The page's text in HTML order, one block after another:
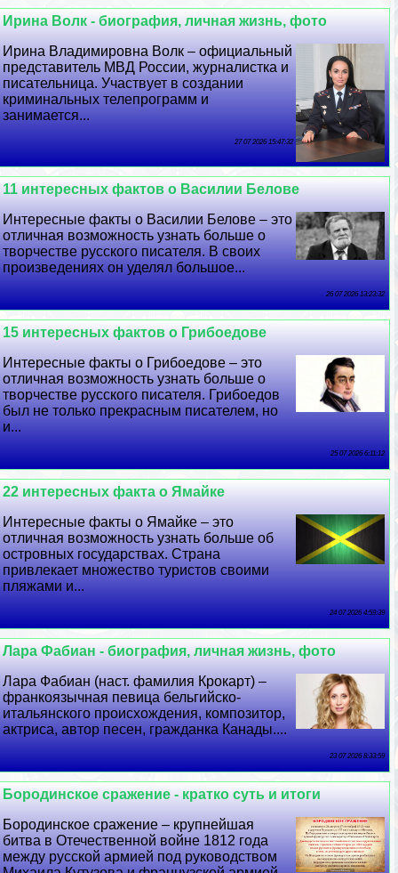
Ирина Волк - биография, личная жизнь, фото
Ирина Владимировна Волк – официальный
представитель МВД России, журналистка и
писательница. Участвует в создании
криминальных телепрограмм и
занимается...
27 07 2026 15:47:32
11 интересных фактов о Василии Белове
Интересные факты о Василии Белове – это
отличная возможность узнать больше о
творчестве русского писателя. В своих
произведениях он уделял большое...
26 07 2026 13:23:32
15 интересных фактов о Грибоедове
Интересные факты о Грибоедове – это
отличная возможность узнать больше о
творчестве русского писателя. Грибоедов
был не только прекрасным писателем, но
и...
25 07 2026 6:11:12
22 интересных факта о Ямайке
Интересные факты о Ямайке – это
отличная возможность узнать больше об
островных государствах. Страна
привлекает множество туристов своими
пляжами и...
24 07 2026 4:59:39
Лара Фабиан - биография, личная жизнь, фото
Лара Фабиан (наст. фамилия Крокарт) –
франкоязычная певица бельгийско-
итальянского происхождения, композитор,
актриса, автор песен, гражданка Канады....
23 07 2026 8:33:59
Бородинское сражение - кратко суть и итоги
Бородинское сражение – крупнейшая
битва в Отечественной войне 1812 года
между русской армией под руководством